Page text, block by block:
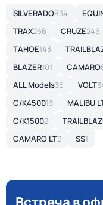
SILVERADO834
TRAX266 CRUZE245
TAHOE143
BLAZER101 CAMARO
ALL Models35 VOLT
C/K450013 MALIBU
C/K15002
CAMARO LT2 SS1